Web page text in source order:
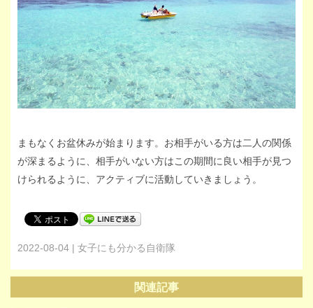
まもなくお盆休みが始まります。お相手がいる方は二人の関係
が深まるように、相手がいない方はこの期間に良い相手が見つ
けられるように、アクティブに活動していきましょう。
2022-08-04 | 女子にも分かる自衛隊
関連記事